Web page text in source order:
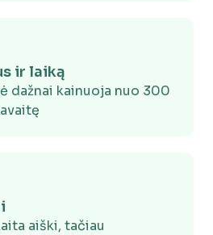
pamatams
kainuos išlyginant
ilgiai
ir laiką
dažnai kainuoja nuo 300
aiški, tačiau